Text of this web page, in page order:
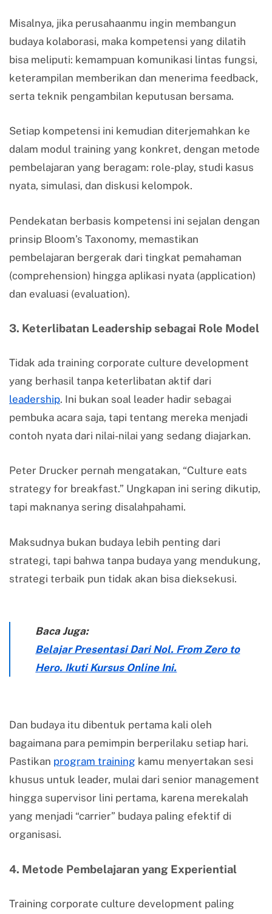
Misalnya, jika perusahaanmu ingin membangun
budaya kolaborasi, maka kompetensi yang dilatih
bisa meliputi: kemampuan komunikasi lintas fungsi,
keterampilan memberikan dan menerima feedback,
serta teknik pengambilan keputusan bersama.
Setiap kompetensi ini kemudian diterjemahkan ke
dalam modul training yang konkret, dengan metode
pembelajaran yang beragam: role-play, studi kasus
nyata, simulasi, dan diskusi kelompok.
Pendekatan berbasis kompetensi ini sejalan dengan
prinsip Bloom’s Taxonomy, memastikan
pembelajaran bergerak dari tingkat pemahaman
(comprehension) hingga aplikasi nyata (application)
dan evaluasi (evaluation).
3. Keterlibatan Leadership sebagai Role Model
Tidak ada training corporate culture development
yang berhasil tanpa keterlibatan aktif dari
leadership. Ini bukan soal leader hadir sebagai
pembuka acara saja, tapi tentang mereka menjadi
contoh nyata dari nilai-nilai yang sedang diajarkan.
Peter Drucker pernah mengatakan, “Culture eats
strategy for breakfast.” Ungkapan ini sering dikutip,
tapi maknanya sering disalahpahami.
Maksudnya bukan budaya lebih penting dari
strategi, tapi bahwa tanpa budaya yang mendukung,
strategi terbaik pun tidak akan bisa dieksekusi.
Baca Juga:
Belajar Presentasi Dari Nol. From Zero to
Hero. Ikuti Kursus Online Ini.
Dan budaya itu dibentuk pertama kali oleh
bagaimana para pemimpin berperilaku setiap hari.
Pastikan program training kamu menyertakan sesi
khusus untuk leader, mulai dari senior management
hingga supervisor lini pertama, karena merekalah
yang menjadi “carrier” budaya paling efektif di
organisasi.
4. Metode Pembelajaran yang Experiential
Training corporate culture development paling